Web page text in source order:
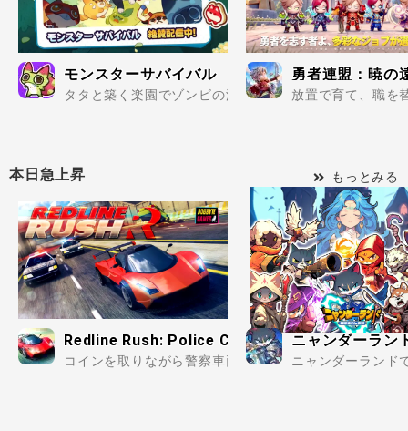
モンスターサバイバル
タタと築く楽園でゾンビの波を迎え撃て..
勇者連盟：暁の
放置で育て、職を
本日急上昇 もっとみる
Redline Rush: Police Chase
コインを取りながら警察車両を振り切り時には障害物
ニャンダーラン
ニャンダーランド